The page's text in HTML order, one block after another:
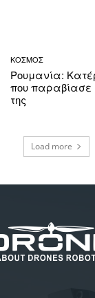
ΚΟΣΜΟΣ
Ρουμανία:
που παραβίασε
της
Load more